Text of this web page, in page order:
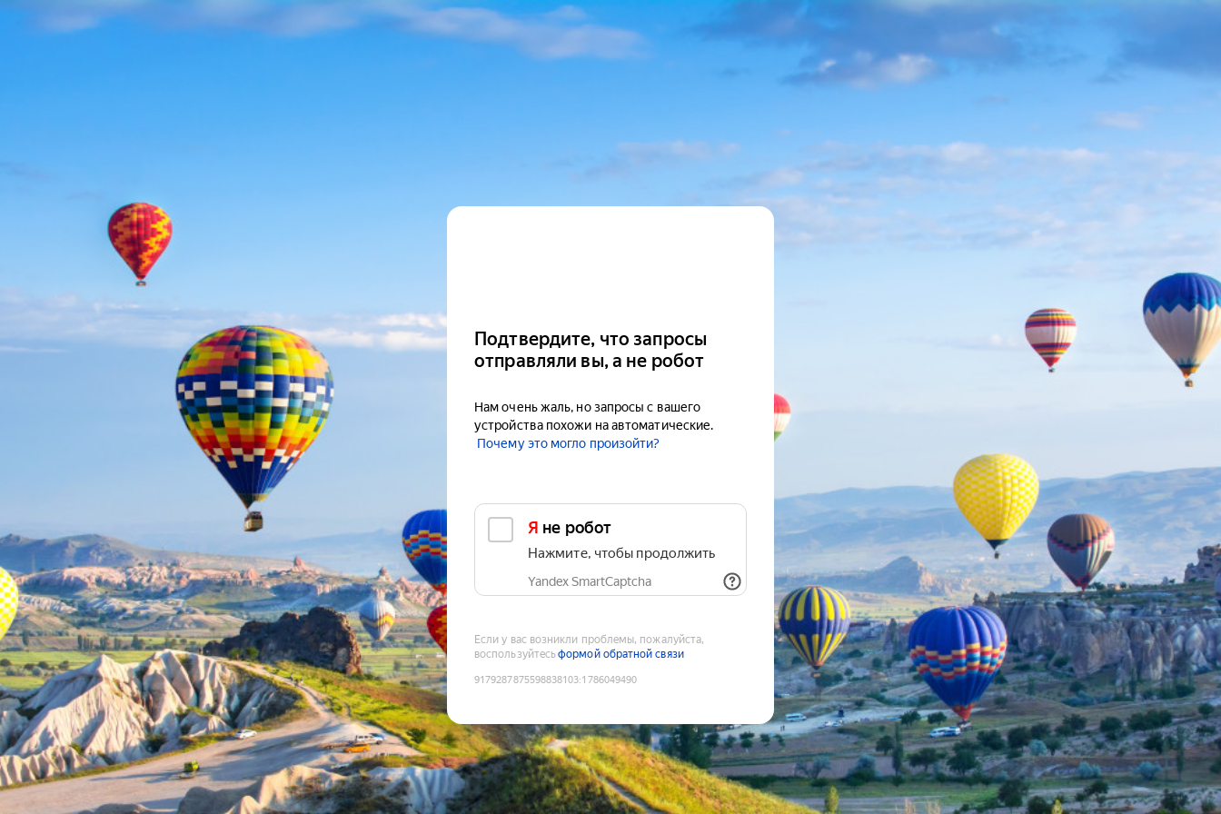
Подтвердите, что запросы
отправляли вы, а не робот
Нам очень жаль, но запросы с вашего
устройства похожи на автоматические.
Почему это могло произойти?
Я не робот
Нажмите, чтобы продолжить
Yandex SmartCaptcha
Если у вас возникли проблемы, пожалуйста,
воспользуйтесьформой обратной связи
9179287875598838103:1786049490